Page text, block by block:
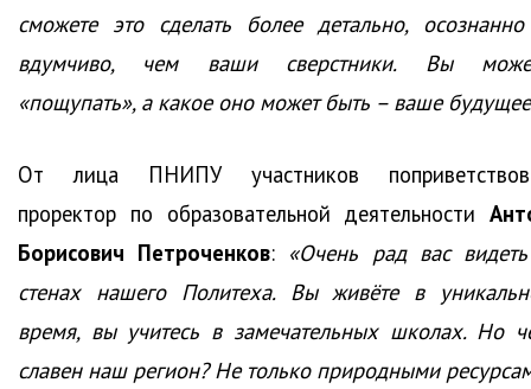
сможете это сделать более детально,
вдумчиво, чем ваши сверстники. Вы
«пощупать», а какое оно может быть – ваше
От лица ПНИПУ участников
проректор по образовательной деятельности
Борисович Петроченков: «Очень рад вас
стенах нашего Политеха. Вы живёте в
время, вы учитесь в замечательных школах. Но
славен наш регион? Не только природными